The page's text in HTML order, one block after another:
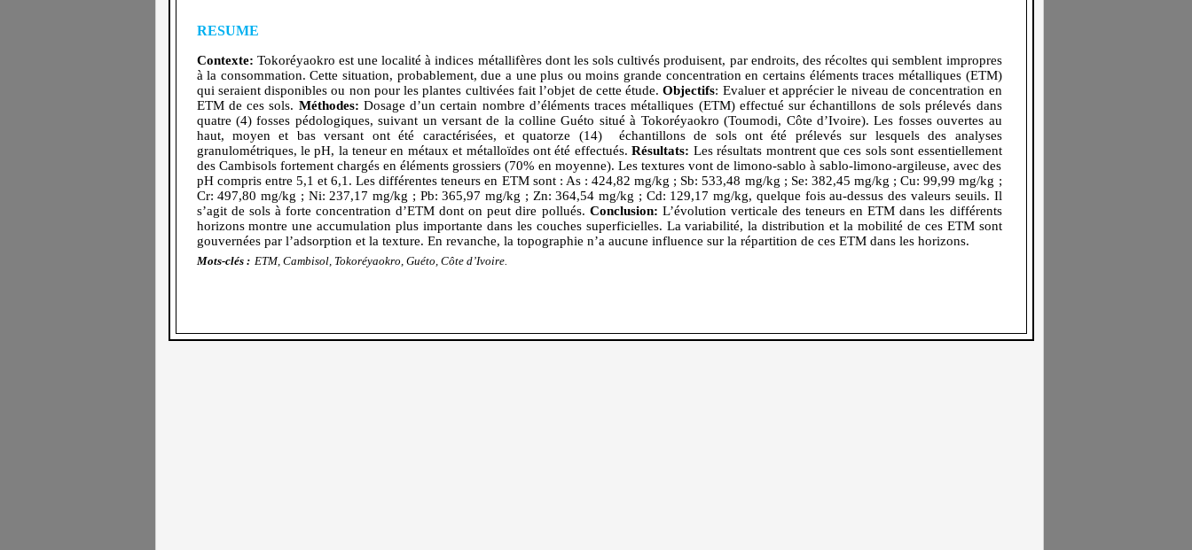
RESUME
Contexte: Tokoréyaokro est une localité à indices métallifères dont les sols cultivés produisent, par endroits, des récoltes qui semblent impropres
à la consommation. Cette situation, probablement, due a une plus ou moins grande concentration en certains éléments traces métalliques (ETM)
qui seraient disponibles ou non pour les plantes cultivées fait l’objet de cette étude.Objectifs: Evaluer et apprécier le niveau de concentration en
ETM de ces sols. Méthodes: Dosage d’un certain nombre d’éléments traces métalliques (ETM) effectué sur échantillons de sols prélevés dans
quatre (4) fosses pédologiques, suivant un versant de la colline Guéto situé à Tokoréyaokro (Toumodi, Côte d’Ivoire). Les fosses ouvertes au
haut, moyen et bas versant ont été caractérisées, et quatorze (14) échantillons de sols ont été prélevés sur lesquels des analyses
granulométriques, le pH, la teneur en métaux et métalloïdes ont été effectués.Résultats: Les résultats montrent que ces sols sont essentiellement
des Cambisols fortement chargés en éléments grossiers (70% en moyenne). Les textures vont de limono-sablo à sablo-limono-argileuse, avec des
pH compris entre 5,1 et 6,1. Les différentes teneurs en ETM sont : As : 424,82 mg/kg ; Sb: 533,48 mg/kg ; Se: 382,45 mg/kg ; Cu: 99,99 mg/kg ;
Cr: 497,80 mg/kg ; Ni: 237,17 mg/kg ; Pb: 365,97 mg/kg ; Zn: 364,54 mg/kg ; Cd: 129,17 mg/kg, quelque fois au-dessus des valeurs seuils. Il
s’agit de sols à forte concentration d’ETM dont on peut dire pollués. Conclusion: L’évolution verticale des teneurs en ETM dans les différents
horizons montre une accumulation plus importante dans les couches superficielles. La variabilité, la distribution et la mobilité de ces ETM sont
gouvernées par l’adsorption et la texture. En revanche, la topographie n’a aucune influence sur la répartition de ces ETM dans les horizons.
Mots-clés : ETM, Cambisol, Tokoréyaokro, Guéto, Côte d’Ivoire.